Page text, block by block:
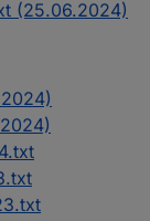
der IDs.
(25.06.2024)